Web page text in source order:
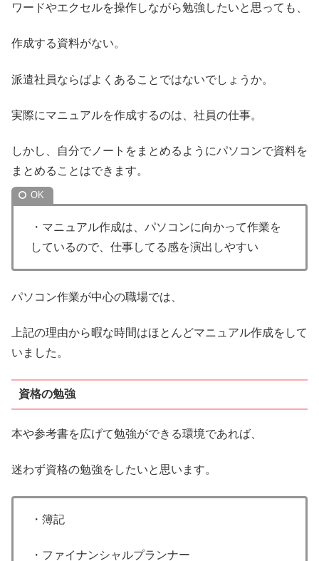
ワードやエクセルを操作しながら勉強したいと思っても、
作成する資料がない。
派遣社員ならばよくあることではないでしょうか。
実際にマニュアルを作成するのは、社員の仕事。
しかし、自分でノートをまとめるようにパソコンで資料を
まとめることはできます。
・マニュアル作成は、パソコンに向かって作業を
しているので、仕事してる感を演出しやすい
パソコン作業が中心の職場では、
上記の理由から暇な時間はほとんどマニュアル作成をして
いました。
資格の勉強
本や参考書を広げて勉強ができる環境であれば、
迷わず資格の勉強をしたいと思います。
・簿記
・ファイナンシャルプランナー